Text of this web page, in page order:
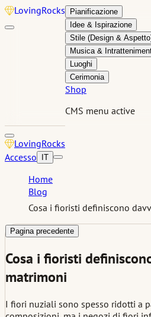
LovingRocks
Pianificazione
Idee & Ispirazione
Stile (Design &
Musica &
Luoghi
Cerimonia
Shop
CMS menu active
LovingRocks
Accesso
IT
Home
Blog
Cosa i fioristi definiscono
Pagina precedente
Cosa i fioristi
matrimoni
I fiori nuziali sono spesso ridotti a